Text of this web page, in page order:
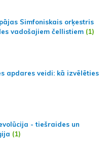
Simfoniskais orķestris
vadošajiem čellistiem (1)
apdares veidi: kā izvēlēties
- tiešraides un
(1)